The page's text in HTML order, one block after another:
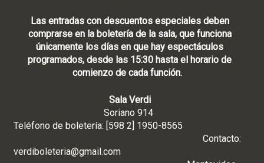
Las entradas con descuentos especiales deben
comprarse en la boletería de la sala, que funciona
únicamente los días en que hay espectáculos
programados, desde las 15:30 hasta el horario de
comienzo de cada función.
Sala Verdi
Soriano 914
Teléfono de boletería: [598 2] 1950-8565
Contacto:
verdiboleteria@gmail.com